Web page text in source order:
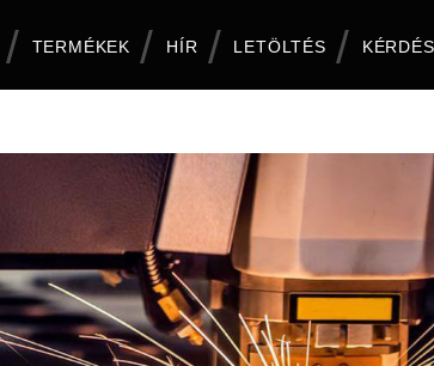
TERMÉKEK HÍR LETÖLTÉS